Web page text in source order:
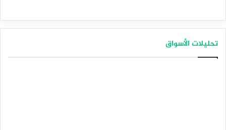
تحليلات الأسواق